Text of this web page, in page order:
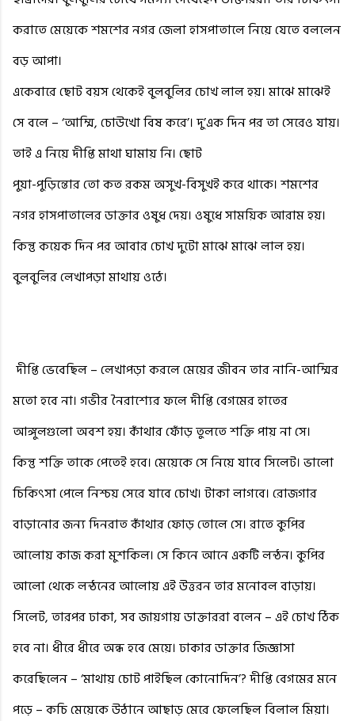
করাতে মেয়েকে শমশের নগর জেলা হাসপাতালে নিয়ে যেতে বললেন
বড় আপা।
একেবারে ছোট বয়স থেকেই বুলবুলির চোখ লাল হয়। মাঝে মাঝেই
সে বলে – ‘আম্মি, চোউখো বিষ করে’। দু’এক দিন পর তা সেরেও যায়।
তাই এ নিয়ে দীপ্তি মাথা ঘামায় নি। ছোট
পুয়া-পুড়িন্তোর তো কত রকম অসুখ-বিসুখই করে থাকে। শমশের
নগর হাসপাতালের ডাক্তার ওষুধ দেয়। ওষুধে সাময়িক আরাম হয়।
কিন্তু কয়েক দিন পর আবার চোখ দুটো মাঝে মাঝে লাল হয়।
বুলবুলির লেখাপড়া মাথায় ওঠে।
দীপ্তি ভেবেছিল – লেখাপড়া করলে মেয়ের জীবন তার নানি-আম্মির
মতো হবে না। গভীর নৈরাশ্যের ফলে দীপ্তি বেগমের হাতের
আঙ্গুলগুলো অবশ হয়। কাঁথার ফোঁড় তুলতে শক্তি পায় না সে।
কিন্তু শক্তি তাকে পেতেই হবে। মেয়েকে সে নিয়ে যাবে সিলেট। ভালো
চিকিৎসা পেলে নিশ্চয় সেরে যাবে চোখ। টাকা লাগবে। রোজগার
বাড়ানোর জন্য দিনরাত কাঁথার ফোড় তোলে সে। রাতে কুপির
আলোয় কাজ করা মুশকিল। সে কিনে আনে একটি লন্ঠন। কুপির
আলো থেকে লন্ঠনের আলোয় এই উত্তরন তার মনোবল বাড়ায়।
সিলেট, তারপর ঢাকা, সব জায়গায় ডাক্তাররা বলেন – এই চোখ ঠিক
হবে না। ধীরে ধীরে অন্ধ হবে মেয়ে। ঢাকার ডাক্তার জিজ্ঞাসা
করেছিলেন – ‘মাথায় চোট পাইছিল কোনোদিন’? দীপ্তি বেগমের মনে
পড়ে – কচি মেয়েকে উঠানে আছাড় মেরে ফেলেছিল বিলাল মিয়া।